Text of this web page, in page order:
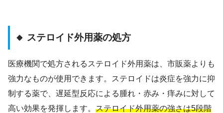
🔸 ステロイド外用薬の処方
医療機関で処方されるステロイド外用薬は、市販薬よりも
強力なものが使用できます。ステロイドは炎症を強力に抑
制する薬で、遅延型反応による腫れ・赤み・痒みに対して
高い効果を発揮します。 ステロイド外用薬の強さは5段階